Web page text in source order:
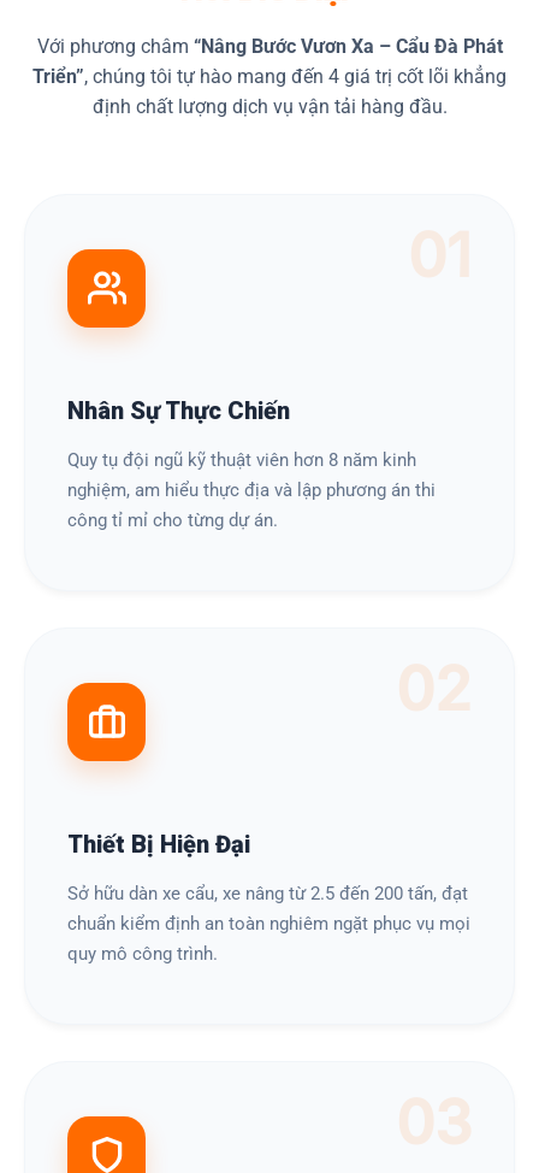
Với phương châm “Nâng Bước Vươn Xa – Cẩu Đà Phát
Triển”, chúng tôi tự hào mang đến 4 giá trị cốt lõi khẳng
định chất lượng dịch vụ vận tải hàng đầu.
01
Nhân Sự Thực Chiến
Quy tụ đội ngũ kỹ thuật viên hơn 8 năm kinh
nghiệm, am hiểu thực địa và lập phương án thi
công tỉ mỉ cho từng dự án.
02
Thiết Bị Hiện Đại
Sở hữu dàn xe cẩu, xe nâng từ 2.5 đến 200 tấn, đạt
chuẩn kiểm định an toàn nghiêm ngặt phục vụ mọi
quy mô công trình.
03